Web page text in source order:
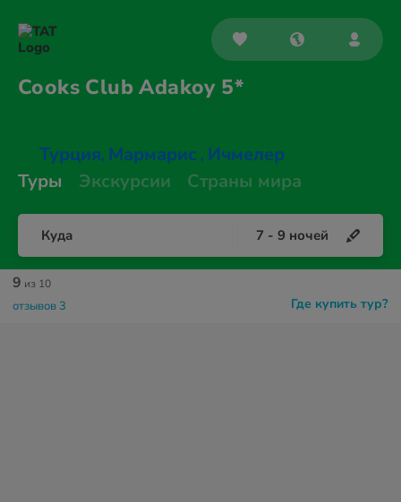
Cooks ClubAdakoy 5*
Турция, Мармарис , Ичмелер
Туры
Экскурсии Страны мира
Куда 7 - 9 ночей
Где купить тур?
9 из 10
отзывов 3